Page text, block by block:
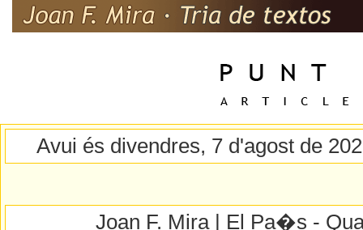
Avui és divendres, 7 d'agost de
Joan F. Mira | El Pa�s -